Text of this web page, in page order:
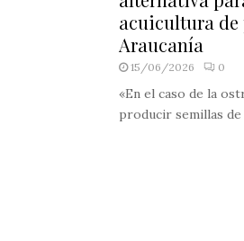
acuicultura de
Araucanía
15/06/2026 0
«En el caso de la
producir semillas de